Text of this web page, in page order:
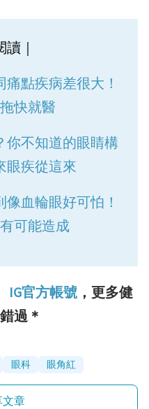
讀｜
點疾病差很大！
快就醫
你不知道的眼睛構
眼疾從這來
血輪眼好可怕！
可能造成
IG官方帳號，更多健
過＊
眼科 眼角紅
文章